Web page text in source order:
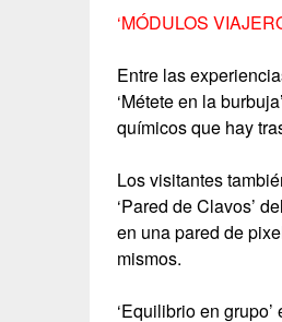
‘MÓDULOS
Entre las
‘Métete en la
químicos que hay
Los visitantes
‘Pared de Clavos’
en una pared de
mismos.
‘Equilibrio en